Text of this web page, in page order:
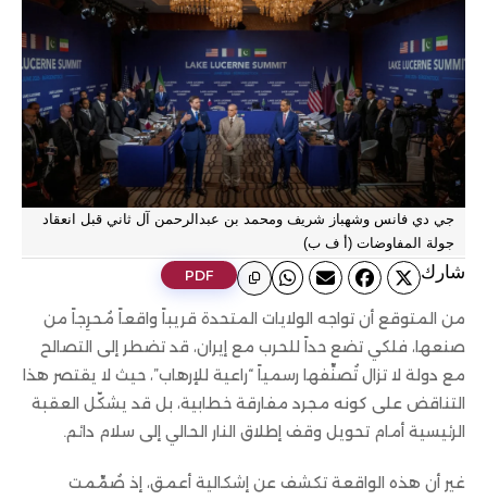
جي دي فانس وشهباز شريف ومحمد بن عبدالرحمن آل ثاني قبل انعقاد
جولة المفاوضات (أ ف ب)
ﺷﺎرك PDF
من المتوقع أن تواجه الولايات المتحدة قريباً واقعاً مُحرِجاً من
صنعها، فلكي تضع حداً للحرب مع إيران، قد تضطر إلى التصالح
مع دولة لا تزال تُصنِّفها رسمياً “راعية للإرهاب”، حيث لا يقتصر هذا
التناقض على كونه مجرد مفارقة خطابية، بل قد يشكّل العقبة
الرئيسية أمام تحويل وقف إطلاق النار الحالي إلى سلام دائم.
غير أن هذه الواقعة تكشف عن إشكالية أعمق، إذ صُمِّمت